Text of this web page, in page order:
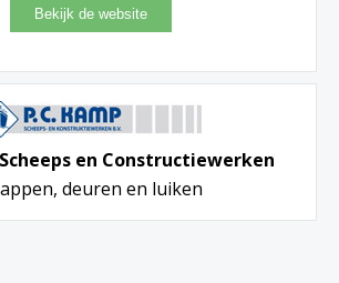
Scheeps en Constructiewerken
deuren en luiken